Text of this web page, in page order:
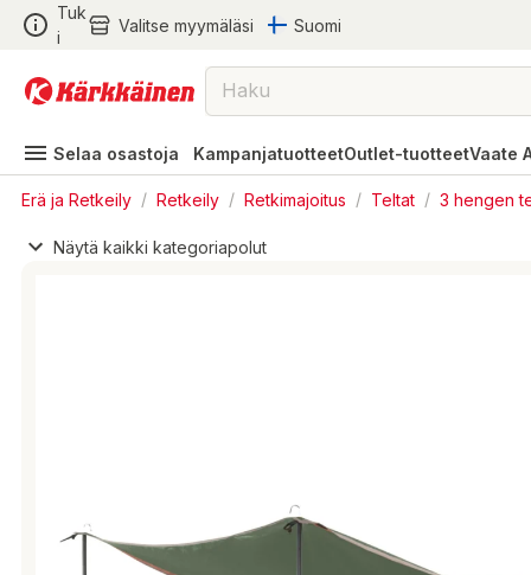
Tuk
i
Valitse myymäläsi Suomi
Selaa osastoja KampanjatuotteetOutlet-tuotteetVaate
Erä ja Retkeily / Retkeily / Retkimajoitus / Teltat / 3 hengen
Näytä kaikki kategoriapolut